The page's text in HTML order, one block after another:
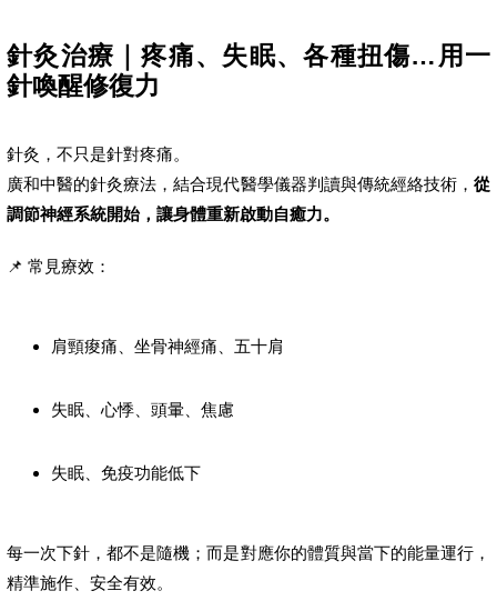
針灸治療｜疼痛、失眠、各種扭傷…用一
針喚醒修復力
針灸，不只是針對疼痛。
廣和中醫的針灸療法，結合現代醫學儀器判讀與傳統經絡技術， 從
調節神經系統開始，讓身體重新啟動自癒力。
📌 常見療效：
肩頸痠痛、坐骨神經痛、五十肩
失眠、心悸、頭暈、焦慮
失眠、免疫功能低下
每一次下針，都不是隨機；而是對應你的體質與當下的能量運行，
精準施作、安全有效。